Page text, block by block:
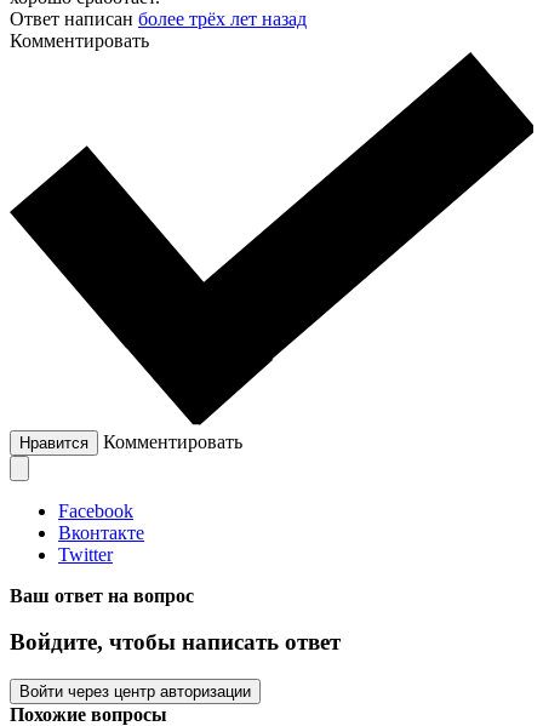
Ответ написан более трёх лет назад
Комментировать
Нравится Комментировать
Facebook
Вконтакте
Twitter
Ваш ответ на вопрос
Войдите, чтобы написать ответ
Войти через центр авторизации
Похожие вопросы